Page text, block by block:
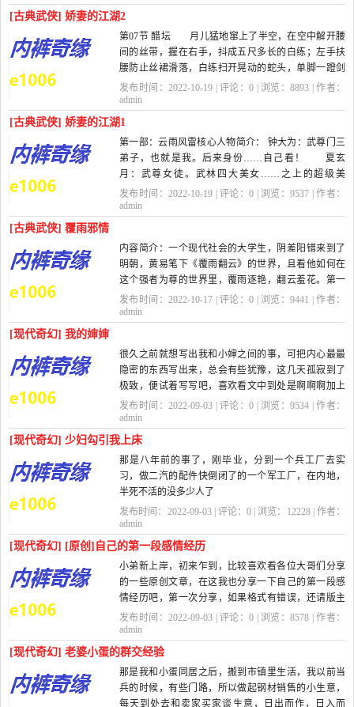
[古典武侠] 娇妻的江湖2
第07节 醋坛 月儿猛地窜上了半空，在空中解开腰
间的丝带，握在右手，抖成五尺多长的白练；左手扶
腰防止丝裙滑落，白练扫开晃动的蛇头，单脚一蹬剑
柄，再飘飞起来。 看来月儿只有这...
发布时间：2022-10-19 | 评论：0 | 浏览：8893 | 作者：
admin
[古典武侠] 娇妻的江湖1
第一部：云雨风雷核心人物简介： 钟大为：武尊门三
弟子，也就是我。后来身份……自己看！ 夏玄
月：武尊女徒。武林四大美女……之上的超级美
女…… 武尊：名字不知道，似乎复姓独...
发布时间：2022-10-19 | 评论：0 | 浏览：9537 | 作者：
admin
[古典武侠] 覆雨邪情
内容简介：一个现代社会的大学生，阴差阳错来到了
明朝，黄易笔下《覆雨翻云》的世界，且看他如何在
这个强者为尊的世界里，覆雨逐艳，翻云羞花。第一
卷 回到明朝第001章 覆雨翻云 夜...
发布时间：2022-10-17 | 评论：0 | 浏览：9441 | 作者：
admin
[现代奇幻] 我的婶婶
很久之前就想写出我和小婶之间的事，可把内心最最
隐密的东西写出来，总会有些犹豫，这几天孤寂到了
极致，便试着写写吧，喜欢看文中到处是啊啊啊加上
无数省略号的就不要读我写的东西了...
发布时间：2022-09-03 | 评论：0 | 浏览：9534 | 作者：
admin
[现代奇幻] 少妇勾引我上床
那是八年前的事了，刚毕业，分到一个兵工厂去实
习，做二汽的配件快倒闭了的一个军工厂，在内地，
半死不活的没多少人了
刚去那会儿，厂里住房有点紧，安排我们在厂子
周围的村子的住...
发布时间：2022-09-03 | 评论：0 | 浏览： 12228| 作者：
admin
[现代奇幻] [原创]自己的第一段感情经历
小弟新上岸，初来乍到，比较喜欢看各位大哥们分享
的一些原创文章，在这我也分享一下自己的第一段感
情经历吧，第一次分享，如果格式有错误，还请版主
提醒。
我是在一个小县城里长大，在上...
发布时间：2022-09-03 | 评论：0 | 浏览：8578 | 作者：
admin
[现代奇幻] 老婆小蛋的群交经验
那是我和小蛋同居之后，搬到市镇里生活，我以前当
兵的时候，有些门路，所以做起钢材销售的小生意，
每天到处去和卖家买家谈生意，日出而作，日入而